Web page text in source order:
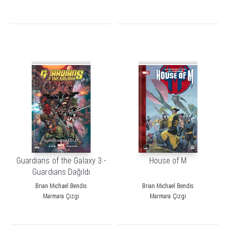
Guardians of the Galaxy 3 -
Guardians Dağıldı
Brian Michael Bendis
Marmara Çizgi
House of M
Brian Michael Bendis
Marmara Çizgi